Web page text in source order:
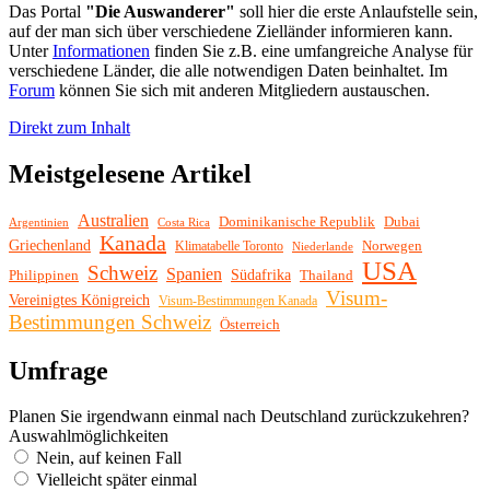
Das Portal "Die Auswanderer" soll hier die erste Anlaufstelle sein,
auf der man sich über verschiedene Zielländer informieren kann.
UnterInformationen finden Sie z.B. eine umfangreiche Analyse für
verschiedene Länder, die alle notwendigen Daten beinhaltet. Im
Forum können Sie sich mit anderen Mitgliedern austauschen.
Direkt zum Inhalt
Meistgelesene Artikel
Argentinien Australien Costa Rica Dominikanische Republik Dubai
Griechenland Kanada Klimatabelle Toronto Niederlande
Norwegen
Philippinen
Schweiz Spanien Südafrika Thailand USA
Vereinigtes Königreich Visum-Bestimmungen Kanada Visum-
Bestimmungen Schweiz Österreich
Umfrage
Planen Sie irgendwann einmal nach Deutschland zurückzukehren?
Auswahlmöglichkeiten
Nein, auf keinen Fall
Vielleicht später einmal